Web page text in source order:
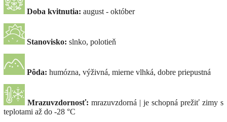
Doba kvitnutia: august - október
Stanovisko: slnko, polotieň
Pôda: humózna, výživná, mierne vlhká, dobre priepustná
Mrazuvzdornosť: mrazuvzdorná | je schopná prežiť zimy s
teplotami až do -28 °C